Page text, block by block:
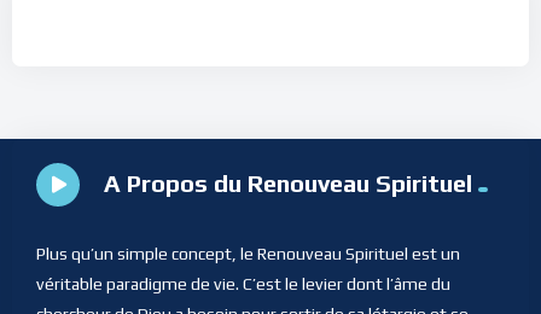
A Propos du Renouveau Spirituel
Plus qu’un simple concept, le Renouveau Spirituel est un
véritable paradigme de vie. C’est le levier dont l’âme du